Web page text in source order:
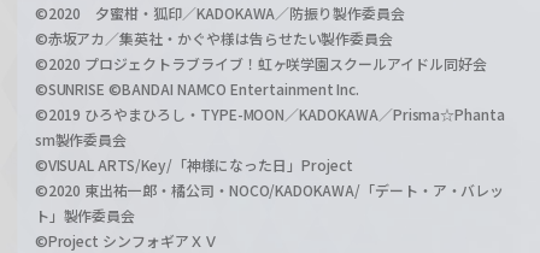
©2020 夕蜜柑・狐印／KADOKAWA／防振り製作委員会
©赤坂アカ／集英社・かぐや様は告らせたい製作委員会
©2020 プロジェクトラブライブ！虹ヶ咲学園スクールアイドル同好会
©SUNRISE ©BANDAI NAMCO Entertainment Inc.
©2019 ひろやまひろし・TYPE-MOON／KADOKAWA／Prisma☆Phanta
sm製作委員会
©VISUAL ARTS/Key/「神様になった日」Project
©2020 東出祐一郎・橘公司・NOCO/KADOKAWA/「デート・ア・バレッ
ト」製作委員会
©Project シンフォギアＸＶ